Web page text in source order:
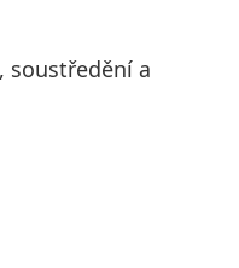
soustředění a